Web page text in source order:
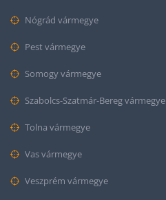
Nógrád vármegye
Pest vármegye
Somogy vármegye
Szabolcs-Szatmár-Bereg vármegye
Tolna vármegye
Vas vármegye
Veszprém vármegye